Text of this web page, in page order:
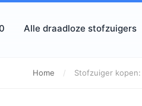
Alle draadloze stofzuigers
Home / Stofzuiger